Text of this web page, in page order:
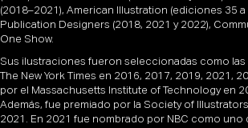
(2018–2021), American Illustration (ediciones 35
Publication Designers (2018, 2021 y 2022),
One Show.
Sus ilustraciones fueron seleccionadas como
The New York Times en 2016, 2017, 2019, 2021,
por el Massachusetts Institute of Technology en
Además, fue premiado por la Society of
2021. En 2021 fue nombrado por NBC como uno